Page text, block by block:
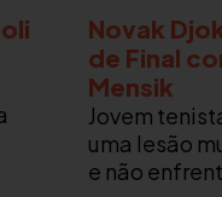
Novak
de Final
Mensik
Jovem
uma lesão
e não